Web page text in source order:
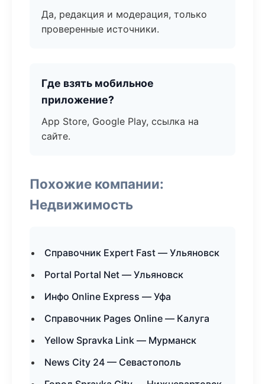
Да, редакция и модерация, только
проверенные источники.
Где взять мобильное
приложение?
App Store, Google Play, ссылка на
сайте.
Похожие компании:
Недвижимость
Справочник Expert Fast — Ульяновск
Portal Portal Net — Ульяновск
Инфо Online Express — Уфа
Справочник Pages Online — Калуга
Yellow Spravka Link — Мурманск
News City 24 — Севастополь